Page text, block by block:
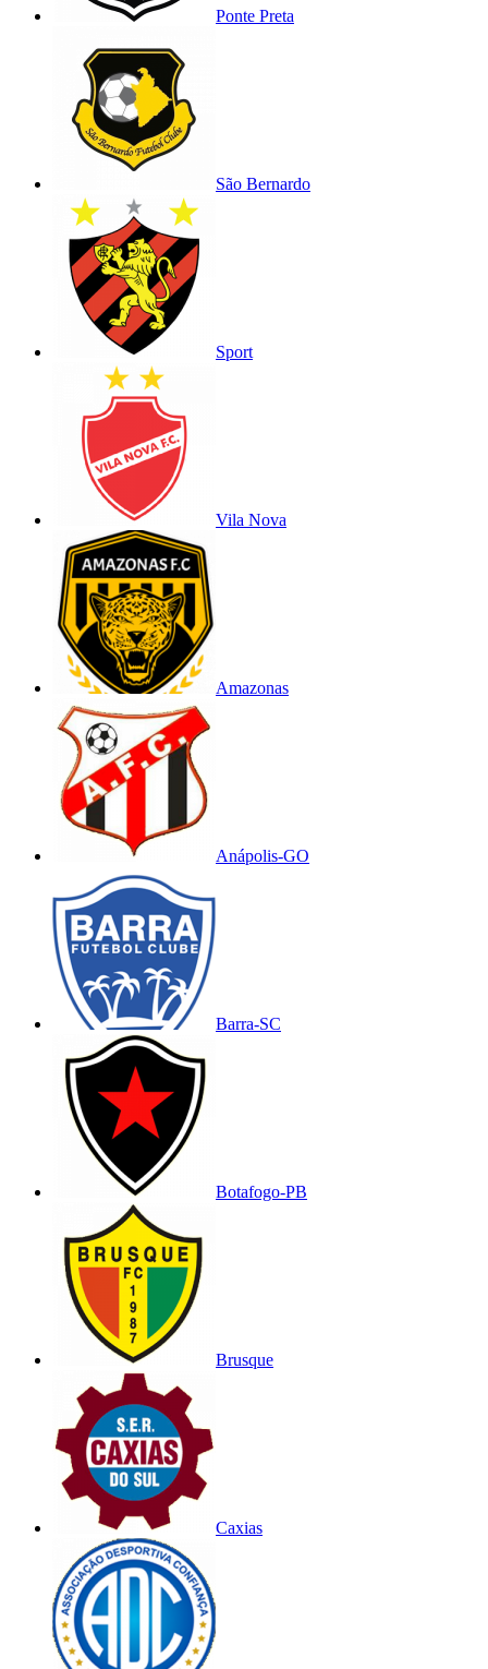
Ponte Preta
São Bernardo
Sport
Vila Nova
Amazonas
Anápolis-GO
Barra-SC
Botafogo-PB
Brusque
Caxias